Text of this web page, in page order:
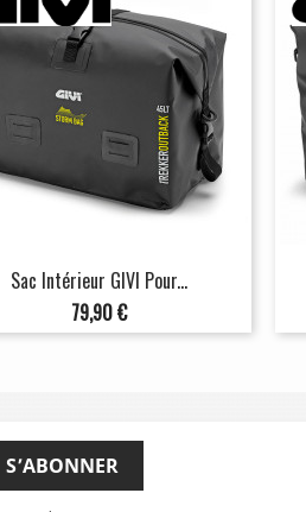
Sac Intérieur GIVI Pour...
Prix
79,90 €